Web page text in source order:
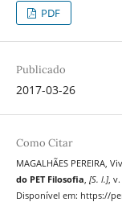
PDF
Publicado
2017-03-26
Como Citar
MAGALHÃES PEREIRA,
do PET Filosofia [S. l.], v.
Disponível em: https://